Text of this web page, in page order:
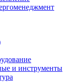
и инструменты